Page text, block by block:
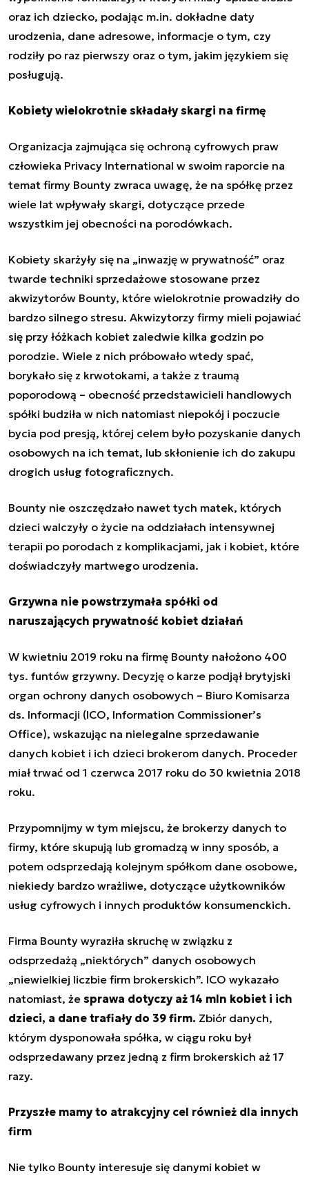
oraz ich dziecko, podając m.in. dokładne daty
urodzenia, dane adresowe, informacje o tym, czy
rodziły po raz pierwszy oraz o tym, jakim językiem się
posługują.
Kobiety wielokrotnie składały skargi na firmę
Organizacja zajmująca się ochroną cyfrowych praw
człowieka Privacy International w swoim raporcie na
temat firmy Bounty zwraca uwagę, że na spółkę przez
wiele lat wpływały skargi, dotyczące przede
wszystkim jej obecności na porodówkach.
Kobiety skarżyły się na „inwazję w prywatność” oraz
twarde techniki sprzedażowe stosowane przez
akwizytorów Bounty, które wielokrotnie prowadziły do
bardzo silnego stresu. Akwizytorzy firmy mieli pojawiać
się przy łóżkach kobiet zaledwie kilka godzin po
porodzie. Wiele z nich próbowało wtedy spać,
borykało się z krwotokami, a także z traumą
poporodową – obecność przedstawicieli handlowych
spółki budziła w nich natomiast niepokój i poczucie
bycia pod presją, której celem było pozyskanie danych
osobowych na ich temat, lub skłonienie ich do zakupu
drogich usług fotograficznych.
Bounty nie oszczędzało nawet tych matek, których
dzieci walczyły o życie na oddziałach intensywnej
terapii po porodach z komplikacjami, jak i kobiet, które
doświadczyły martwego urodzenia.
Grzywna nie powstrzymała spółki od
naruszających prywatność kobiet działań
W kwietniu 2019 roku na firmę Bounty nałożono 400
tys. funtów grzywny. Decyzję o karze podjął brytyjski
organ ochrony danych osobowych – Biuro Komisarza
ds. Informacji (ICO, Information Commissioner’s
Office), wskazując na nielegalne sprzedawanie
danych kobiet i ich dzieci brokerom danych. Proceder
miał trwać od 1 czerwca 2017 roku do 30 kwietnia 2018
roku.
Przypomnijmy w tym miejscu, że brokerzy danych to
firmy, które skupują lub gromadzą w inny sposób, a
potem odsprzedają kolejnym spółkom dane osobowe,
niekiedy bardzo wrażliwe, dotyczące użytkowników
usług cyfrowych i innych produktów konsumenckich.
Firma Bounty wyraziła skruchę w związku z
odsprzedażą „niektórych” danych osobowych
„niewielkiej liczbie firm brokerskich”. ICO wykazało
natomiast, że sprawa dotyczy aż 14 mln kobiet i ich
dzieci, a dane trafiały do 39 firm. Zbiór danych,
którym dysponowała spółka, w ciągu roku był
odsprzedawany przez jedną z firm brokerskich aż 17
razy.
Przyszłe mamy to atrakcyjny cel również dla innych
firm
Nie tylko Bounty interesuje się danymi kobiet w